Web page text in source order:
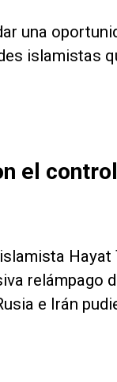
una
islamistas
el
relámpago
e Irán